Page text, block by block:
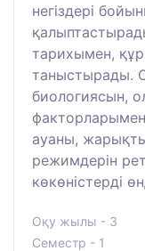
негіздері
тарихымен,
таныстырады.
биологиясын,
ауаны,
режимдерін
көкөністерді
Оқу жылы - 3
Семестр - 1